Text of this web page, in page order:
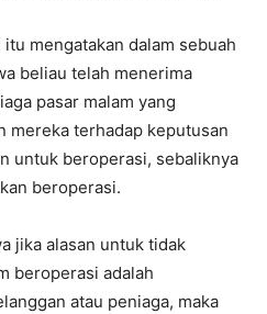
mengatakan dalam sebuah
beliau telah menerima
pasar malam yang
mereka terhadap keputusan
untuk beroperasi, sebaliknya
beroperasi.
jika alasan untuk tidak
beroperasi adalah
atau peniaga, maka